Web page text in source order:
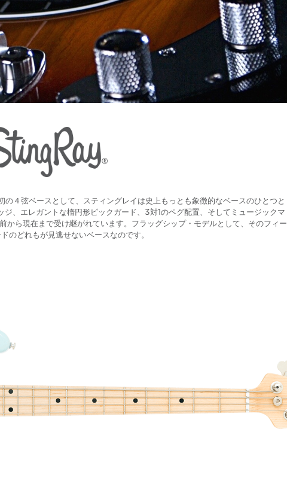
４弦ベースとして、スティングレイは史上もっとも象徴的なベースのひとつと
、エレガントな楕円形ピックガード、3対1のペグ配置、そしてミュージックマ
ら現在まで受け継がれています。フラッグシップ・モデルとして、そのフィー
のどれもが見逃せないベースなのです。